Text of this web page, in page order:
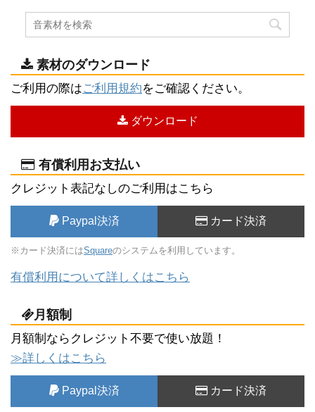
素材のダウンロード
ご利用の際はご利用規約をご確認ください。
ダウンロード
有償利用お支払い
クレジット表記なしのご利用はこちら
Paypal決済 カード決済
※カード決済にはSquareのシステムを利用しています。
有償利用について詳しくはこちら
月額制
月額制ならクレジット不要で使い放題！
≫詳しくはこちら
Paypal決済 カード決済